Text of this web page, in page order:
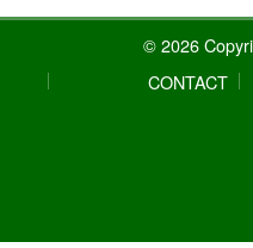
© 2026
CONTACT